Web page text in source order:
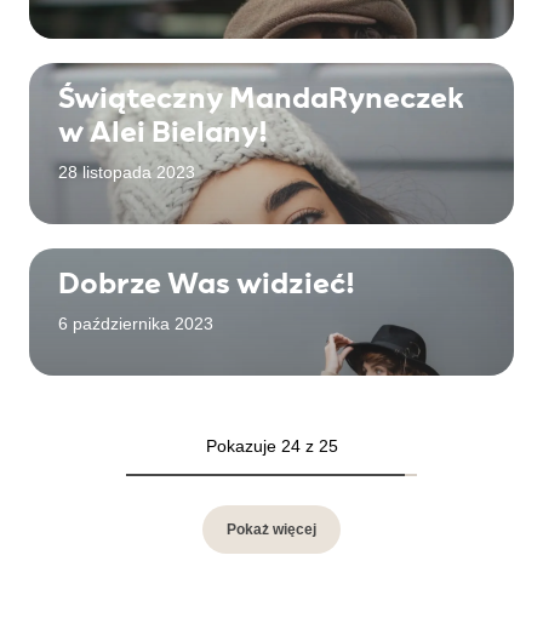
Świąteczny MandaRyneczek
w Alei Bielany!
28 listopada 2023
Dobrze Was widzieć!
6 października 2023
Pokazuje 24 z 25
Pokaż więcej